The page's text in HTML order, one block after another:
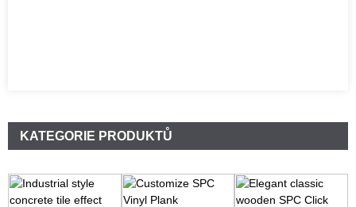
KATEGORIE PRODUKTŮ